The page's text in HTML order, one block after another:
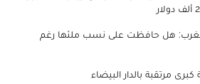
هل حافظت على نسب ملئها رغم
مرتقبة بالدار البيضاء